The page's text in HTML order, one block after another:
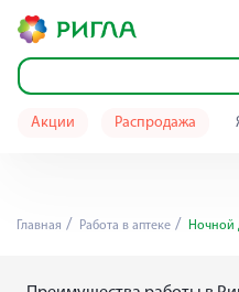
Акции Распродажа
Главная Работа в аптеке Ночной